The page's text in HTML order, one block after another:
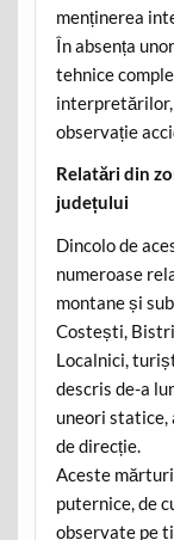
menținerea
În absența
tehnice
observație
Relatări din
județului
Dincolo de
numeroase
montane și
Costești,
Localnici,
descris de-a
uneori statice,
de direcție.
Aceste
puternice, de
observate pe